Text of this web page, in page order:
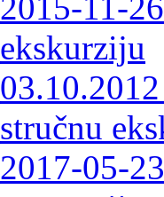
ekskurziju
stručnu
2017-05-